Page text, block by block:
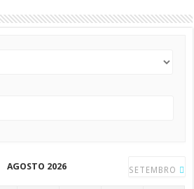
AGOSTO 2026 SETEMBRO